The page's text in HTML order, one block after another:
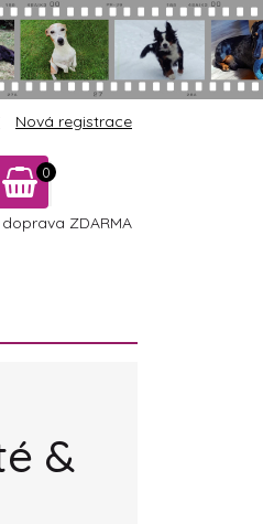
Nová registrace
0
ZDARMA
&